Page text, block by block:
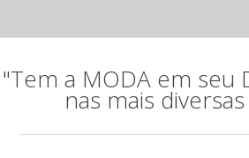
"Tem a MODA em seu
nas mais